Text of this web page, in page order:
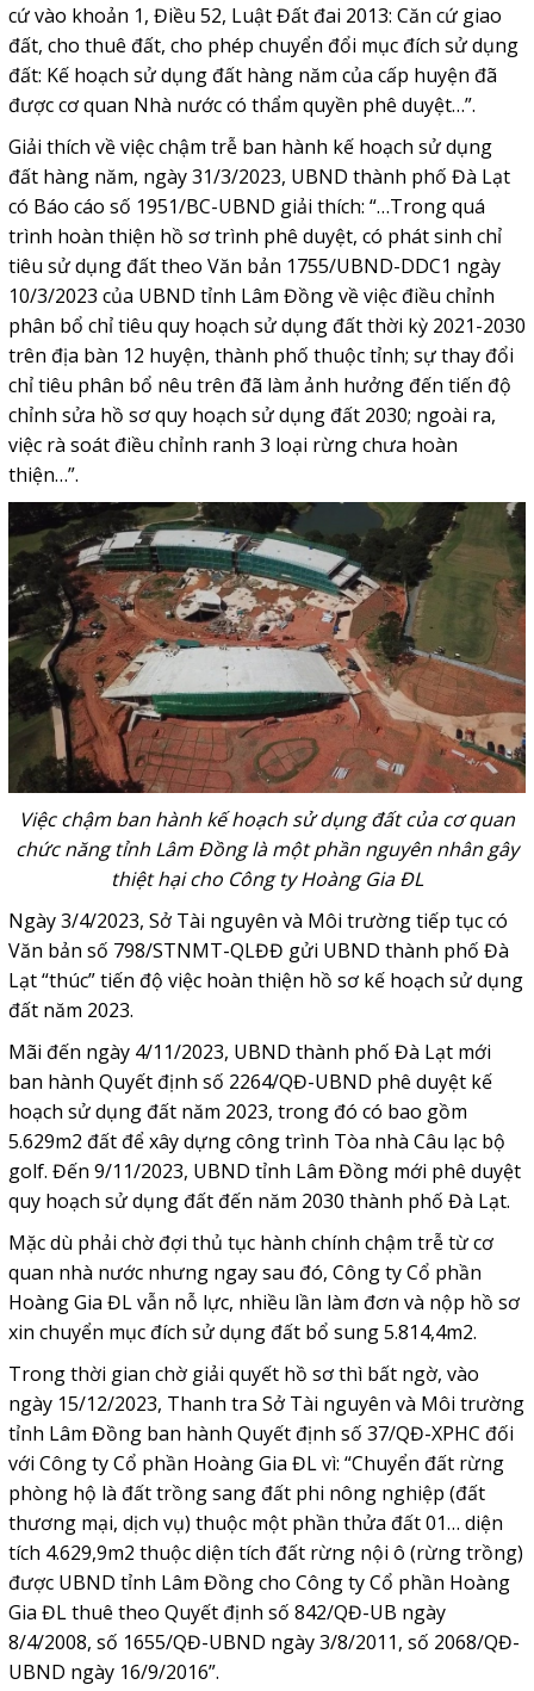
cứ vào khoản 1, Điều 52, Luật Đất đai 2013: Căn cứ giao
đất, cho thuê đất, cho phép chuyển đổi mục đích sử dụng
đất: Kế hoạch sử dụng đất hàng năm của cấp huyện đã
được cơ quan Nhà nước có thẩm quyền phê duyệt…”.
Giải thích về việc chậm trễ ban hành kế hoạch sử dụng
đất hàng năm, ngày 31/3/2023, UBND thành phố Đà Lạt
có Báo cáo số 1951/BC-UBND giải thích: “…Trong quá
trình hoàn thiện hồ sơ trình phê duyệt, có phát sinh chỉ
tiêu sử dụng đất theo Văn bản 1755/UBND-DDC1 ngày
10/3/2023 của UBND tỉnh Lâm Đồng về việc điều chỉnh
phân bổ chỉ tiêu quy hoạch sử dụng đất thời kỳ 2021-2030
trên địa bàn 12 huyện, thành phố thuộc tỉnh; sự thay đổi
chỉ tiêu phân bổ nêu trên đã làm ảnh hưởng đến tiến độ
chỉnh sửa hồ sơ quy hoạch sử dụng đất 2030; ngoài ra,
việc rà soát điều chỉnh ranh 3 loại rừng chưa hoàn
thiện…”.
Việc chậm ban hành kế hoạch sử dụng đất của cơ quan
chức năng tỉnh Lâm Đồng là một phần nguyên nhân gây
thiệt hại cho Công ty Hoàng Gia ĐL
Ngày 3/4/2023, Sở Tài nguyên và Môi trường tiếp tục có
Văn bản số 798/STNMT-QLĐĐ gửi UBND thành phố Đà
Lạt “thúc” tiến độ việc hoàn thiện hồ sơ kế hoạch sử dụng
đất năm 2023.
Mãi đến ngày 4/11/2023, UBND thành phố Đà Lạt mới
ban hành Quyết định số 2264/QĐ-UBND phê duyệt kế
hoạch sử dụng đất năm 2023, trong đó có bao gồm
5.629m2 đất để xây dựng công trình Tòa nhà Câu lạc bộ
golf. Đến 9/11/2023, UBND tỉnh Lâm Đồng mới phê duyệt
quy hoạch sử dụng đất đến năm 2030 thành phố Đà Lạt.
Mặc dù phải chờ đợi thủ tục hành chính chậm trễ từ cơ
quan nhà nước nhưng ngay sau đó, Công ty Cổ phần
Hoàng Gia ĐL vẫn nỗ lực, nhiều lần làm đơn và nộp hồ sơ
xin chuyển mục đích sử dụng đất bổ sung 5.814,4m2.
Trong thời gian chờ giải quyết hồ sơ thì bất ngờ, vào
ngày 15/12/2023, Thanh tra Sở Tài nguyên và Môi trường
tỉnh Lâm Đồng ban hành Quyết định số 37/QĐ-XPHC đối
với Công ty Cổ phần Hoàng Gia ĐL vì: “Chuyển đất rừng
phòng hộ là đất trồng sang đất phi nông nghiệp (đất
thương mại, dịch vụ) thuộc một phần thửa đất 01… diện
tích 4.629,9m2 thuộc diện tích đất rừng nội ô (rừng trồng)
được UBND tỉnh Lâm Đồng cho Công ty Cổ phần Hoàng
Gia ĐL thuê theo Quyết định số 842/QĐ-UB ngày
8/4/2008, số 1655/QĐ-UBND ngày 3/8/2011, số 2068/QĐ-
UBND ngày 16/9/2016”.